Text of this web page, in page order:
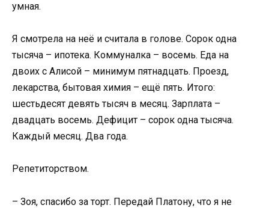
умная.
Я смотрела на неё и считала в голове. Сорок одна
тысяча – ипотека. Коммуналка – восемь. Еда на
двоих с Алисой – минимум пятнадцать. Проезд,
лекарства, бытовая химия – ещё пять. Итого:
шестьдесят девять тысяч в месяц. Зарплата –
двадцать восемь. Дефицит – сорок одна тысяча.
Каждый месяц. Два года.
Репетиторством.
– Зоя, спасибо за торт. Передай Платону, что я не